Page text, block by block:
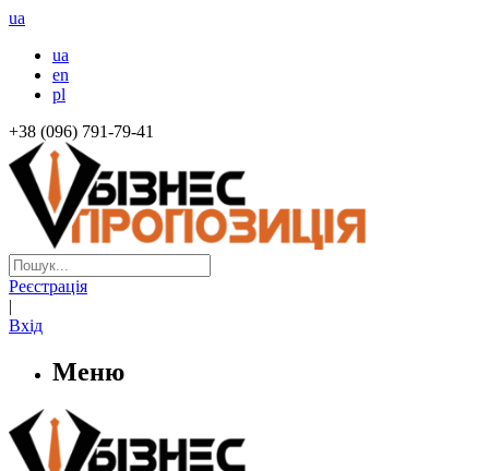
ua
ua
en
pl
+38 (096) 791-79-41
Реєстрація
|
Вхід
Меню